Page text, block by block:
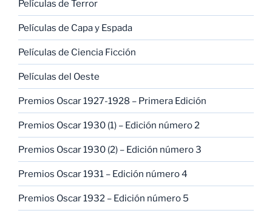
Películas de Terror
Películas de Capa y Espada
Películas de Ciencia Ficción
Películas del Oeste
Premios Oscar 1927-1928 – Primera Edición
Premios Oscar 1930 (1) – Edición número 2
Premios Oscar 1930 (2) – Edición número 3
Premios Oscar 1931 – Edición número 4
Premios Oscar 1932 – Edición número 5